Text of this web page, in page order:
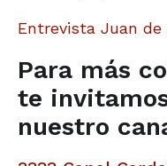
Entrevista Juan de
Para más
te
nuestro